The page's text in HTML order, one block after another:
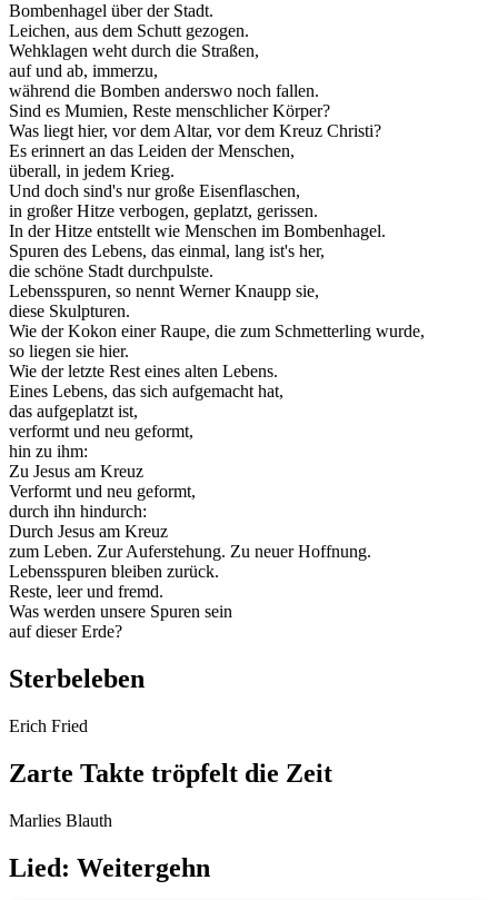
Bombenhagel über der Stadt.
Leichen, aus dem Schutt gezogen.
Wehklagen weht durch die Straßen,
auf und ab, immerzu,
während die Bomben anderswo noch fallen.
Sind es Mumien, Reste menschlicher Körper?
Was liegt hier, vor dem Altar, vor dem Kreuz Christi?
Es erinnert an das Leiden der Menschen,
überall, in jedem Krieg.
Und doch sind's nur große Eisenflaschen,
in großer Hitze verbogen, geplatzt, gerissen.
In der Hitze entstellt wie Menschen im Bombenhagel.
Spuren des Lebens, das einmal, lang ist's her,
die schöne Stadt durchpulste.
Lebensspuren, so nennt Werner Knaupp sie,
diese Skulpturen.
Wie der Kokon einer Raupe, die zum Schmetterling wurde,
so liegen sie hier.
Wie der letzte Rest eines alten Lebens.
Eines Lebens, das sich aufgemacht hat,
das aufgeplatzt ist,
verformt und neu geformt,
hin zu ihm:
Zu Jesus am Kreuz
Verformt und neu geformt,
durch ihn hindurch:
Durch Jesus am Kreuz
zum Leben. Zur Auferstehung. Zu neuer Hoffnung.
Lebensspuren bleiben zurück.
Reste, leer und fremd.
Was werden unsere Spuren sein
auf dieser Erde?
Sterbeleben
Erich Fried
Zarte Takte tröpfelt die Zeit
Marlies Blauth
Lied: Weitergehn